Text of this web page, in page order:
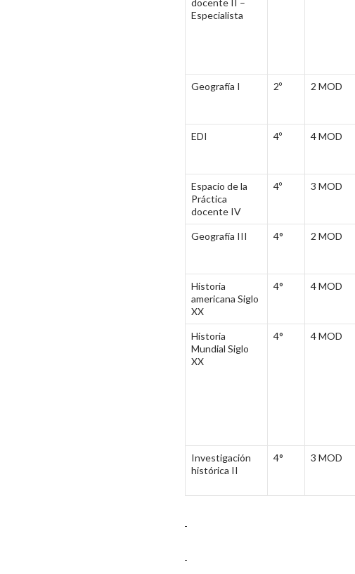
docente II –
Especialista
Geografía I 2º 2 MOD
EDI 4º 4 MOD
Espacio de la
Práctica
docente IV
4º 3 MOD
Geografía III 4° 2 MOD
Historia
americana Siglo
XX
4° 4 MOD
Historia
Mundial Siglo
XX
4° 4 MOD
Investigación
histórica II
4° 3 MOD